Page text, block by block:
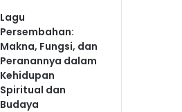
Lagu
Persembahan:
Makna, Fungsi, dan
Peranannya dalam
Kehidupan
Spiritual dan
Budaya